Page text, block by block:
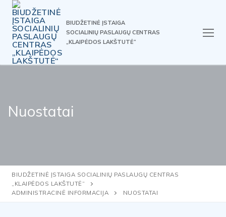
Skip
content
BIUDŽETINĖ ĮSTAIGA
SOCIALINIŲ PASLAUGŲ CENTRAS
„KLAIPĖDOS LAKŠTUTĖ“
Nuostatai
BIUDŽETINĖ ĮSTAIGA SOCIALINIŲ PASLAUGŲ CENTRAS
„KLAIPĖDOS LAKŠTUTĖ“
ADMINISTRACINĖ INFORMACIJA
NUOSTATAI